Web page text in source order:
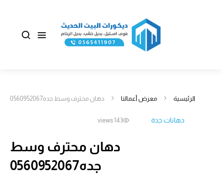
الرئيسية معرض أعمالنا دهان محترف وسط جده0560952067
دهانات جدة 143 views
دهان محترف وسط
جده0560952067